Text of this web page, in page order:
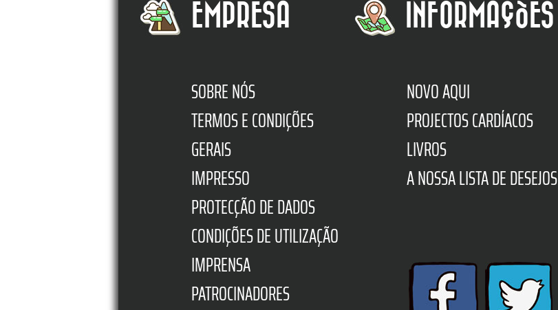
EMPRESA
SOBRE NÓS
TERMOS E CONDIÇÕES
GERAIS
IMPRESSO
PROTECÇÃO DE DADOS
CONDIÇÕES DE UTILIZAÇÃO
IMPRENSA
PATROCINADORES
INFORMAÇÕES
NOVO AQUI
PROJECTOS CARDÍACOS
LIVROS
A NOSSA LISTA DE DESEJOS